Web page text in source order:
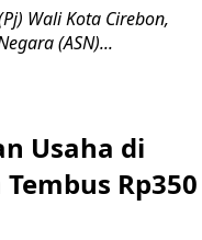
Wali Kota Cirebon,
(ASN)...
Usaha di
Rp350